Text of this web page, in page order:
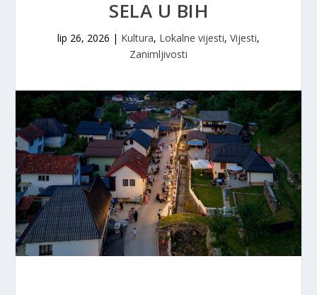
SELA U BIH
lip 26, 2026 | Kultura, Lokalne vijesti, Vijesti,
Zanimljivosti